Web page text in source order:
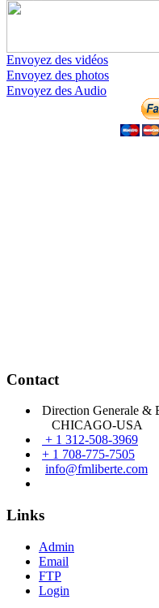
Envoyez des vidéos
Envoyez des photos
Envoyez des Audio
Contact
Direction Generale &
CHICAGO-USA
+ 1 312-508-3969
+ 1 708-775-7505
info@fmliberte.com
Links
Admin
Email
FTP
Login